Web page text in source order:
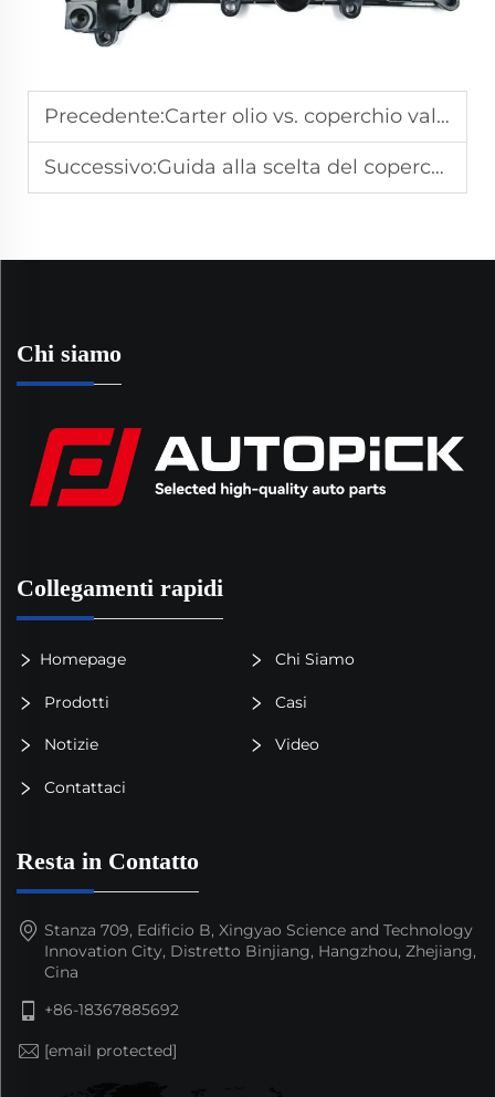
Precedente:Carter olio vs. coperchio valvole: funzione e differenze nell’approvvigionamento
Successivo:Guida alla scelta del coperchio valvole per veicoli Hyundai e Kia
Chi siamo
Collegamenti rapidi
Homepage Chi Siamo
Prodotti Casi
Notizie Video
Contattaci
Resta in Contatto
Stanza 709, Edificio B, Xingyao Science and Technology
Innovation City, Distretto Binjiang, Hangzhou, Zhejiang,
Cina
+86-18367885692
[email protected]